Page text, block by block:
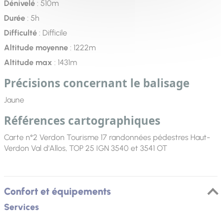
Dénivelé: 510m
Durée: 5h
Difficulté: Difficile
Altitude moyenne: 1222m
Altitude max : 1431m
Précisions concernant le balisage
Jaune
Références cartographiques
Carte n°2 Verdon Tourisme 17 randonnées pédestres Haut-
Verdon Val d'Allos, TOP 25 IGN 3540 et 3541 OT
Confort et équipements
Services